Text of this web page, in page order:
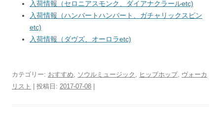
入荷情報（セロニアスモンク、ダイアナクラールetc)
入荷情報（ハンバートハンバート、ガチャリックスピン
etc)
入荷情報（ダヴズ、オーロラetc)
カテゴリー: おすすめ ソウルミュージック ヒップホップ, ヴォーカ
リスト | 投稿日: 2017-07-08 |